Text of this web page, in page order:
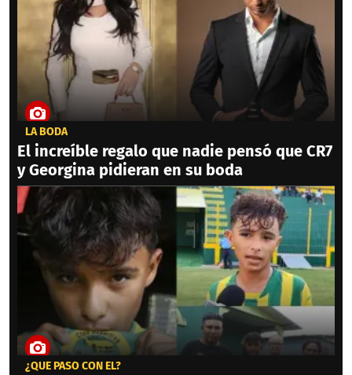
LA BODA
El increíble regalo que nadie pensó que CR7
y Georgina pidieran en su boda
¿QUÉ PASÓ CON ÉL?